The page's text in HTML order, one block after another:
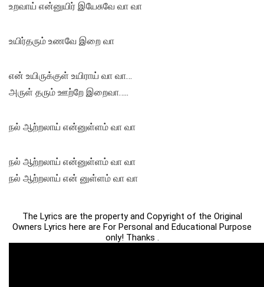
உறவாய் என்னுயிர் இயேசுவே வா வா
உயிர்தரும் உணவே இறை வா
என் உயிருக்குள் உயிராய் வா வா…
அருள் தரும் ஊற்றே இறைவா…..
நல் ஆற்றலாய் என்னுள்ளம் வா வா
நல் ஆற்றலாய் என்னுள்ளம் வா வா
நல் ஆற்றலாய் என் னுள்ளம் வா வா
The Lyrics are the property and Copyright of the Original
Owners Lyrics here are For Personal and Educational Purpose
only! Thanks .